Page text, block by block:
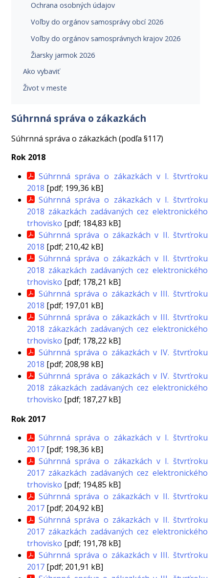
Ochrana osobných údajov
Voľby do orgánov samosprávy obcí 2026
Voľby do orgánov samosprávnych krajov 2026
Žiarsky jarmok 2026
Ako vybaviť
Život v meste
Súhrnná správa o zákazkách
Súhrnná správa o zákazkách (podľa §117)
Rok 2018
Súhrnná správa o zákazkách v I. štvrťroku
2018 [pdf; 199,36 kB]
Súhrnná správa o zákazkách v I. štvrťroku
2018 zákazkách zadávaných cez elektronického
trhovisko [pdf; 184,83 kB]
Súhrnná správa o zákazkách v II. štvrťroku
2018 [pdf; 210,42 kB]
Súhrnná správa o zákazkách v II. štvrťroku
2018 zákazkách zadávaných cez elektronického
trhovisko [pdf; 178,21 kB]
Súhrnná správa o zákazkách v III. štvrťroku
2018 [pdf; 197,01 kB]
Súhrnná správa o zákazkách v III. štvrťroku
2018 zákazkách zadávaných cez elektronického
trhovisko [pdf; 178,22 kB]
Súhrnná správa o zákazkách v IV. štvrťroku
2018 [pdf; 208,98 kB]
Súhrnná správa o zákazkách v IV. štvrťroku
2018 zákazkách zadávaných cez elektronického
trhovisko [pdf; 187,27 kB]
Rok 2017
Súhrnná správa o zákazkách v I. štvrťroku
2017 [pdf; 198,36 kB]
Súhrnná správa o zákazkách v I. štvrťroku
2017 zákazkách zadávaných cez elektronického
trhovisko [pdf; 194,85 kB]
Súhrnná správa o zákazkách v II. štvrťroku
2017 [pdf; 204,92 kB]
Súhrnná správa o zákazkách v II. štvrťroku
2017 zákazkách zadávaných cez elektronického
trhovisko [pdf; 191,78 kB]
Súhrnná správa o zákazkách v III. štvrťroku
2017 [pdf; 201,91 kB]